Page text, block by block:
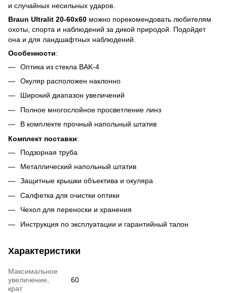
и случайных несильных ударов.
Braun Ultralit 20-60х60 можно порекомендовать любителям
охоты, спорта и наблюдений за дикой природой. Подойдет
она и для ландшафтных наблюдений.
Особенности:
Оптика из стекла BAK-4
Окуляр расположен наклонно
Широкий диапазон увеличений
Полное многослойное просветление линз
В комплекте прочный напольный штатив
Комплект поставки:
Подзорная труба
Металлический напольный штатив
Защитные крышки объектива и окуляра
Салфетка для очистки оптики
Чехол для переноски и хранения
Инструкция по эксплуатации и гарантийный талон
Характеристики
Максимальное
увеличение,
крат
60